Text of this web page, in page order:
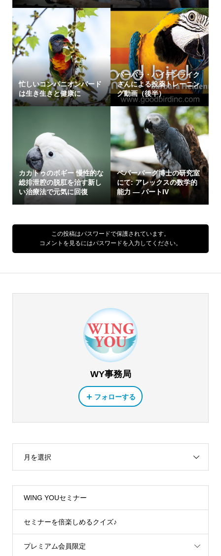
忙しいコンパニオンバード
は生き生きと健康に
バーバラ・ハイデンライク
さんによる投薬トレーニン
グ動画（後半）
カカトゥのボギー 慢性的な
総排泄腔の脱肛を治す新し
い治療法で元気に回復
ペパーバーグ博士の研究室
にて: アレックスの数学的
能力 — パートIV
この投稿はパスワードで保護されています。
コメントを見るにはパスワードを入力してください。
WY事務局
フォローする
月を選択
WING YOUセミナー
セミナーを倍楽しめるクイズ♪
プレミアム会員限定